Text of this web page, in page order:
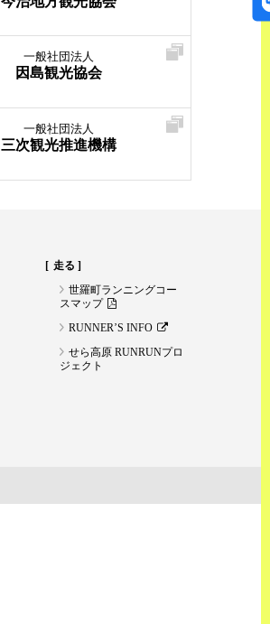
一般社団法人
因島観光協会
一般社団法人
三次観光推進機構
走る
世羅町ランニングコー
スマップ
RUNNER’S INFO
せら高原 RUNRUNプロ
ジェクト